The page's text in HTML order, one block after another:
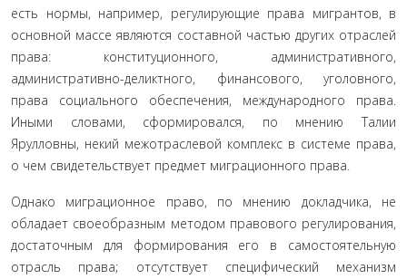
есть нормы, на­пример, регулирующие права мигрантов, в
основ­ной массе являются составной частью других отрас­лей
права: конституционного, административного,
административно-деликтного, финансового, уголов­ного,
права социального обеспечения, международ­ного права.
Иными словами, сформировался, по мне­нию Талии
Ярулловны, некий межотраслевой ком­плекс в системе права,
о чем свидетельствует предмет миграционного права.
Однако миграционное право, по мнению доклад­чика, не
обладает своеобразным методом правового регулирования,
достаточным для формирования его в самостоятельную
отрасль права; отсутствует специ­фический механизм